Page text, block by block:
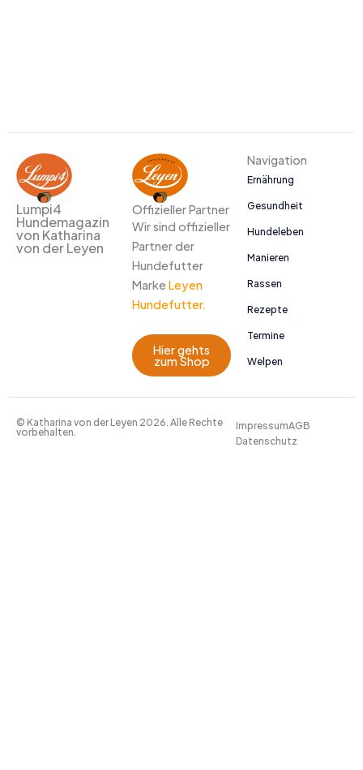
Lumpi4
Hundemagazin
von Katharina
von der Leyen
Offizieller Partner
Wir sind offizieller
Partner der
Hundefutter
Marke Leyen
Hundefutter.
Hier gehts
zum Shop
Navigation
Ernährung
Gesundheit
Hundeleben
Manieren
Rassen
Rezepte
Termine
Welpen
© Katharina von der Leyen 2026. Alle Rechte
vorbehalten.
ImpressumAGB
Datenschutz